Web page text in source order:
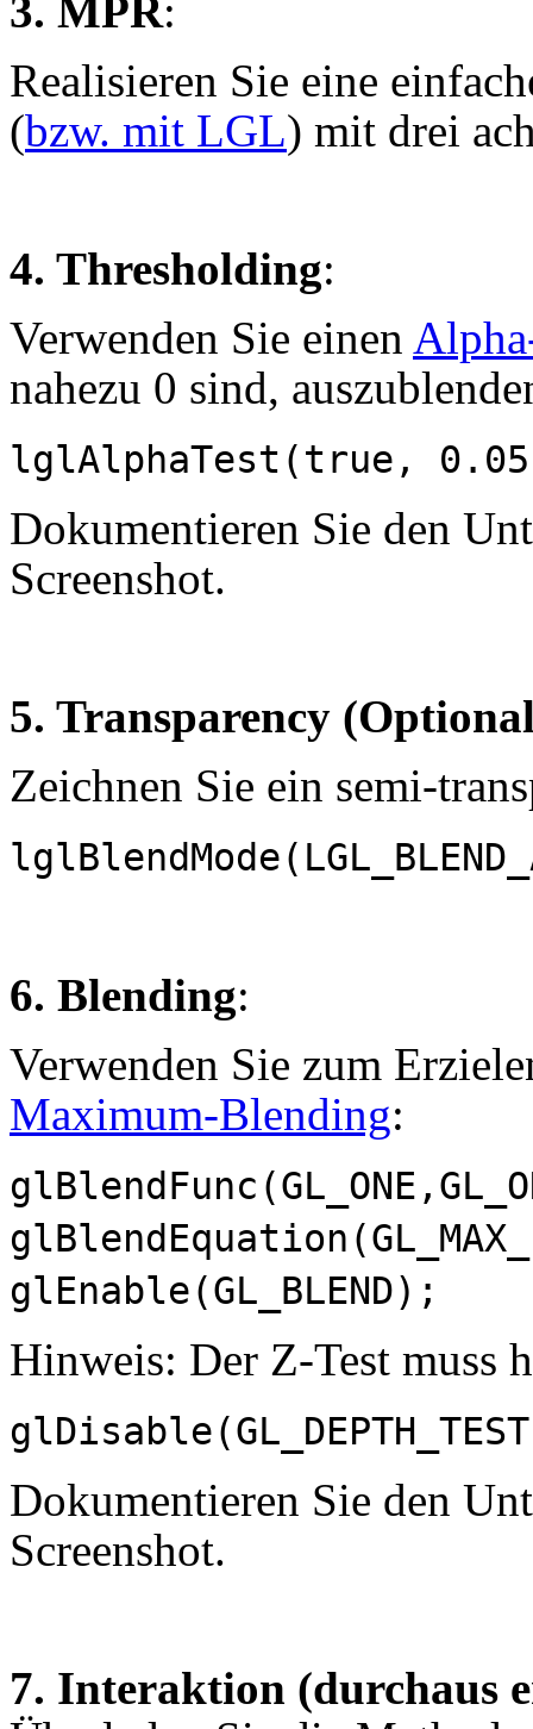
3. MPR:
Realisieren Sie eine
(bzw. mit LGL) mit drei
4. Thresholding:
Verwenden Sie einen
nahezu 0 sind,
lglAlphaTest(true,
Dokumentieren Sie den
Screenshot.
5. Transparency
Zeichnen Sie ein semi-
6. Blending:
Verwenden Sie zum
Maximum-Blending:
glEnable(GL_BLEND);
Hinweis: Der Z-Test muss
Dokumentieren Sie den
Screenshot.
7. Interaktion (durchaus